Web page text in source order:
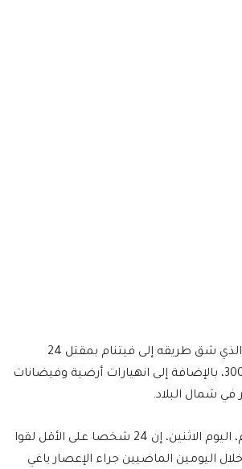
تسبب الإعصار ياغي الذي شق طريقه إلى فيتنام بمقتل 24
شخصا وإصابة نحو 300، بالإضافة إلى انهيارات أرضية وفيضانات
في شمال البلاد.
وقالت حكومة فيتنام، اليوم الاثنين، إن 24 شخصا على الأقل لقوا
حتفهم وأصيب 299 خلال اليومين الماضيين جراء الإعصار ياغي